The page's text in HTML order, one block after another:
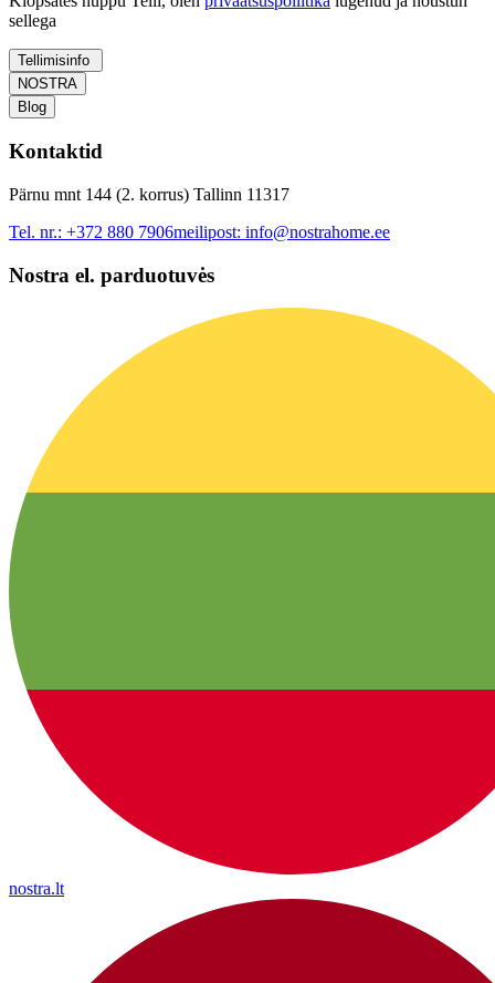
sellega
Tellimisinfo
NOSTRA
Blog
Kontaktid
Pärnu mnt 144 (2. korrus) Tallinn 11317
Tel. nr.: +372 880 7906meilipost: info@nostrahome.ee
Nostra el. parduotuvės
nostra.lt